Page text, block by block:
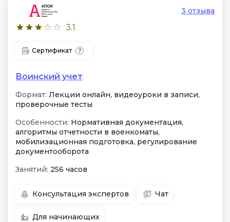
3.1
3 отзыва
Сертификат
Воинский учет
Формат: Лекции онлайн, видеоуроки в записи,
проверочные тесты
Особенности: Нормативная документация,
алгоритмы отчетности в военкоматы,
мобилизационная подготовка, регулирование
документооборота
Занятий: 256 часов
Консультация экспертов Чат
Для начинающих